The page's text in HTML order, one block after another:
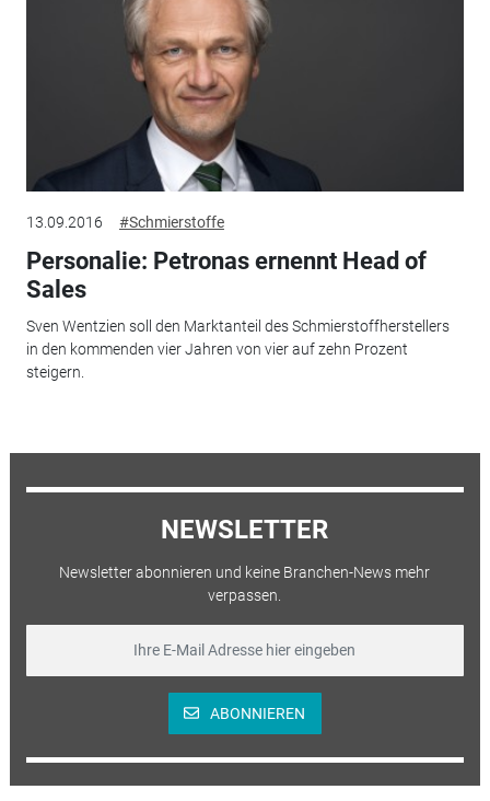
13.09.2016 #Schmierstoffe
Personalie: Petronas ernennt Head of
Sales
Sven Wentzien soll den Marktanteil des Schmierstoffherstellers
in den kommenden vier Jahren von vier auf zehn Prozent
steigern.
NEWSLETTER
Newsletter abonnieren und keine Branchen-News mehr
verpassen.
ABONNIEREN